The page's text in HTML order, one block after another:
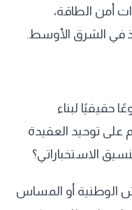
أمن الطاقة،
في الشرق الأوسط.
حقيقيًا لبناء
على توحيد العقيدة
الاستخباراتي؟
الوطنية أو المساس